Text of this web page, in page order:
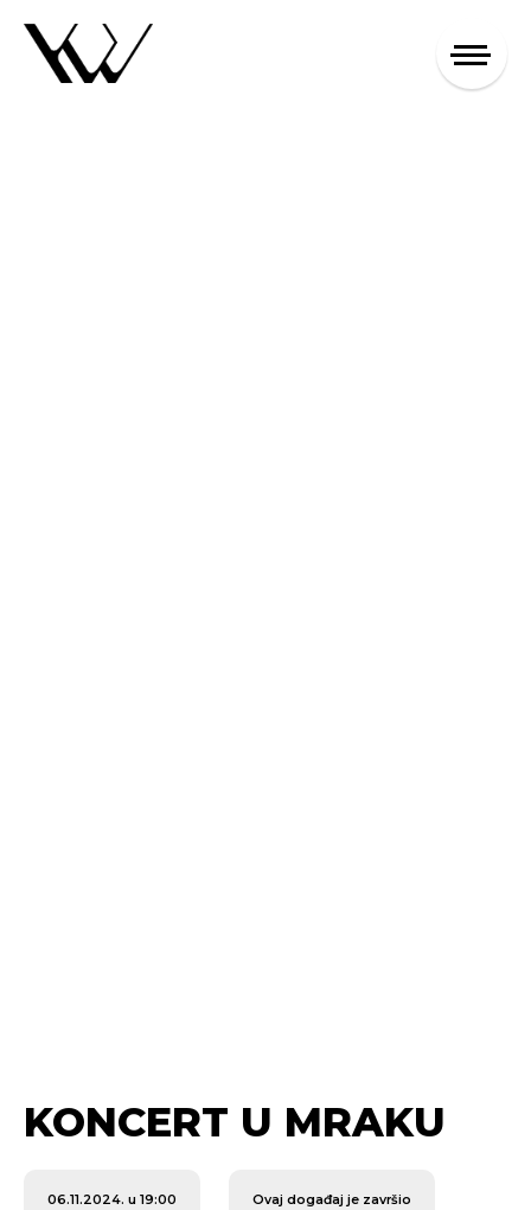
KONCERT U MRAKU
06.11.2024. u 19:00 Ovaj događaj je završio